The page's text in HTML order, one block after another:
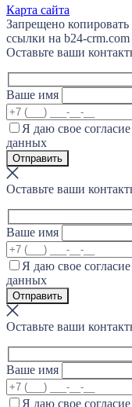
Карта сайта
Запрещено
ссылки на b24-crm.com
Оставьте ваши
Ваше имя
Я даю свое
данных
Оставьте ваши
Ваше имя
Я даю свое
данных
Оставьте ваши
Ваше имя
Я даю свое